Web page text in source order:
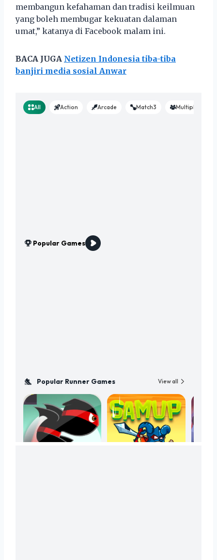
membangun kefahaman dan tradisi keilmuan
yang boleh membugar kekuatan dalaman
umat,” katanya di Facebook malam ini.
BACA JUGA Netizen Indonesia tiba-tiba
banjiri media sosial Anwar